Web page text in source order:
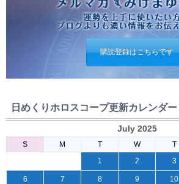
購読登録はこちらです
日めくりホロスコープ更新カレンダー
July 2025
S M T W T
1
2 3
6 7 8 9 10